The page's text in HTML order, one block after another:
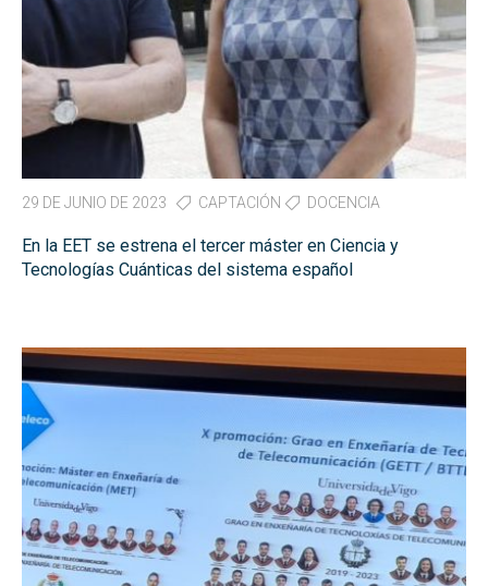
29 DE JUNIO DE 2023 CAPTACIÓN DOCENCIA
En la EET se estrena el tercer máster en Ciencia y
Tecnologías Cuánticas del sistema español